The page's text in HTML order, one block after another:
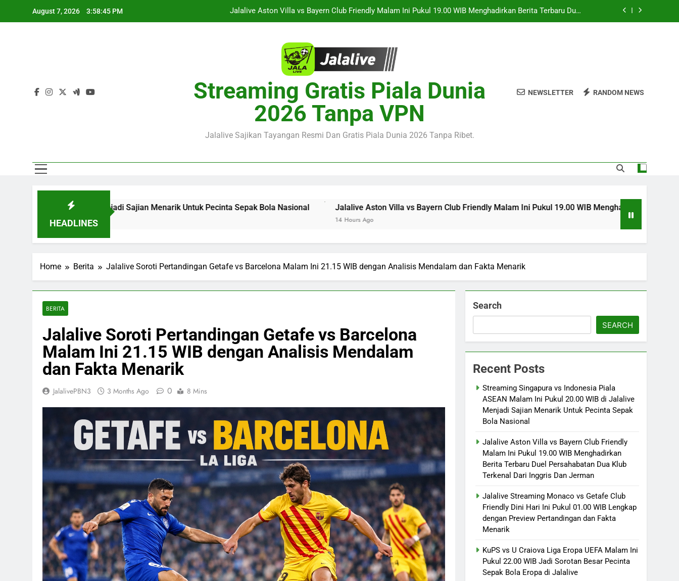
August 7, 2026 3:58:46 PM
Jalalive Streaming Monaco vs Getafe Club Friendly Dini Hari Ini Pukul 01.00 WIB Lengkap dengan Preview
Streaming Singapura vs Indonesia Piala ASEAN Malam Ini Pukul 20.00 WIB di Jalalive Menjadi Sajian
Jalalive Aston Villa vs Bayern Club Friendly Malam Ini Pukul 19.00 WIB Menghadirkan Berita Terbaru Duel
Persahabatan Dua Klub Terkenal Dari Inggris Dan Jerman
Jalalive Streaming Monaco vs Getafe Club Friendly Dini Hari Ini Pukul 01.00 WIB Lengkap dengan Preview
KuPS vs U Craiova Liga Eropa UEFA Malam Ini Pukul 22.00 WIB Jadi Sorotan Besar Pecinta Sepak Bola
Streaming Gratis Piala Dunia
2026 Tanpa VPN
Jalalive Sajikan Tayangan Resmi Dan Gratis Piala Dunia 2026 Tanpa Ribet.
NEWSLETTER RANDOM NEWS
HEADLINES
Menjadi Sajian Menarik Untuk Pecinta Sepak Bola Nasional Jalalive Aston Villa vs Bayern Club Friendly Malam Ini Pukul 19.00 WIB Menghadirkan Berita Terbaru Duel
Home Berita Jalalive Soroti Pertandingan Getafe vs Barcelona Malam Ini 21.15 WIB dengan Analisis Mendalam dan Fakta Menarik
BERITA
Jalalive Soroti Pertandingan Getafe vs Barcelona
Malam Ini 21.15 WIB dengan Analisis Mendalam
dan Fakta Menarik
JalalivePBN3 3 Months Ago 0 8 Mins
Search
SEARCH
Recent Posts
Streaming Singapura vs Indonesia Piala
ASEAN Malam Ini Pukul 20.00 WIB di Jalalive
Menjadi Sajian Menarik Untuk Pecinta Sepak
Bola Nasional
Jalalive Aston Villa vs Bayern Club Friendly
Malam Ini Pukul 19.00 WIB Menghadirkan
Berita Terbaru Duel Persahabatan Dua Klub
Terkenal Dari Inggris Dan Jerman
Jalalive Streaming Monaco vs Getafe Club
Friendly Dini Hari Ini Pukul 01.00 WIB Lengkap
dengan Preview Pertandingan dan Fakta
Menarik
KuPS vs U Craiova Liga Eropa UEFA Malam Ini
Pukul 22.00 WIB Jadi Sorotan Besar Pecinta
Sepak Bola Eropa di Jalalive